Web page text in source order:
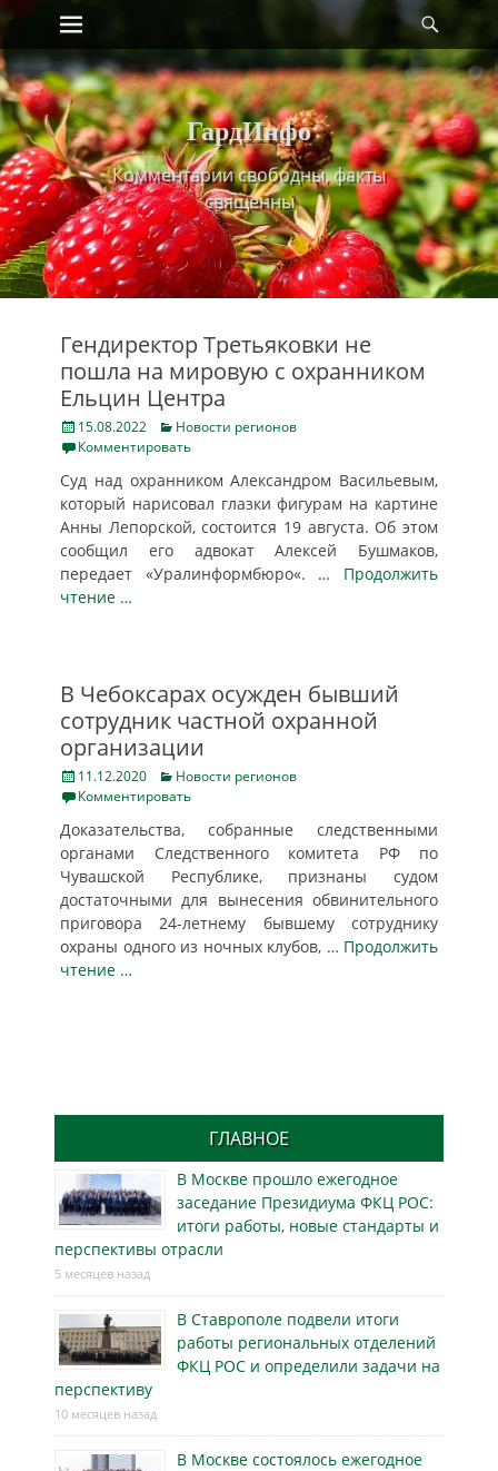
Skip
content
Primary Menu
ГардИнфо
Комментарии свободны, факты
священны
Гендиректор Третьяковки не
пошла на мировую с охранником
Ельцин Центра
Posted
on
15.08.2022 Categories
Новости регионов
Комментировать
Суд над охранником Александром Васильевым,
который нарисовал глазки фигурам на картине
Анны Лепорской, состоится 19 августа. Об этом
сообщил его адвокат Алексей Бушмаков,
передает «Уралинформбюро«. … Продолжить
чтение …
В Чебоксарах осужден бывший
сотрудник частной охранной
организации
Posted
on
11.12.2020 Categories
Новости регионов
Комментировать
Доказательства, собранные следственными
органами Следственного комитета РФ по
Чувашской Республике, признаны судом
достаточными для вынесения обвинительного
приговора 24-летнему бывшему сотруднику
охраны одного из ночных клубов, … Продолжить
чтение …
ГЛАВНОЕ
В Москве прошло ежегодное
заседание Президиума ФКЦ РОС:
итоги работы, новые стандарты и
перспективы отрасли
5 месяцев назад
В Ставрополе подвели итоги
работы региональных отделений
ФКЦ РОС и определили задачи на
перспективу
10 месяцев назад
В Москве состоялось ежегодное